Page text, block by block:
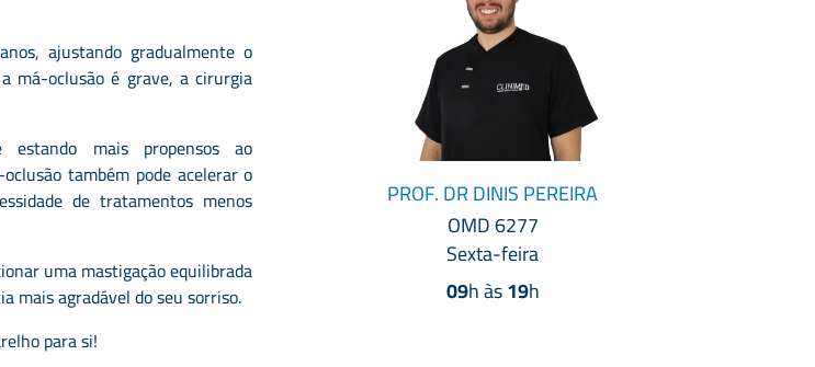
ajustando gradualmente o
má-oclusão é grave, a cirurgia
estando mais propensos ao
também pode acelerar o
de tratamentos menos
uma mastigação equilibrada
mais agradável do seu sorriso.
para si!
PROF. DR DINIS PEREIRA
OMD 6277
Sexta-feira
09h às19h